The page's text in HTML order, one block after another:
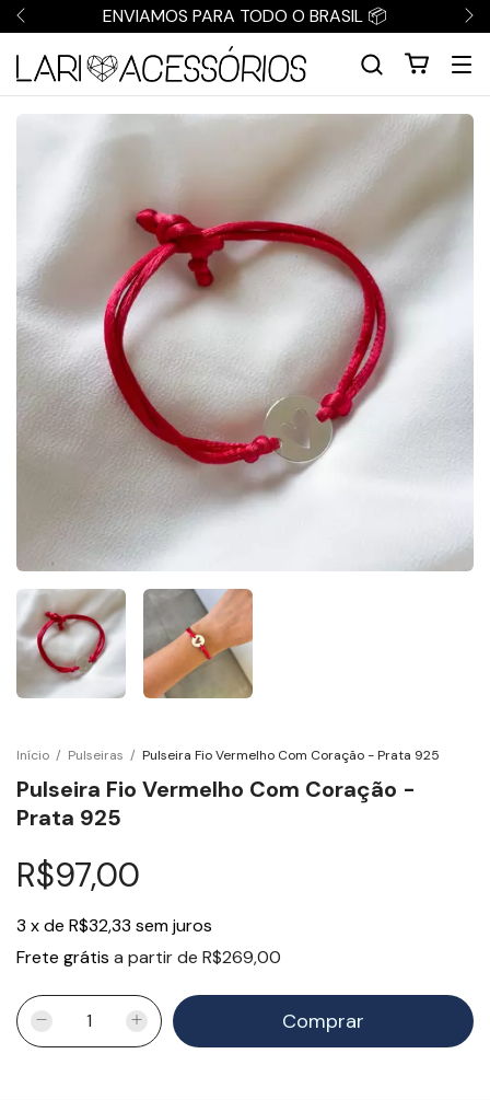
ENVIAMOS PARA TODO O BRASIL 📦
Início / Pulseiras / Pulseira Fio Vermelho Com Coração - Prata 925
Pulseira Fio Vermelho Com Coração -
Prata 925
R$97,00
3 xde R$32,33 sem juros
Frete grátis a partir de R$269,00